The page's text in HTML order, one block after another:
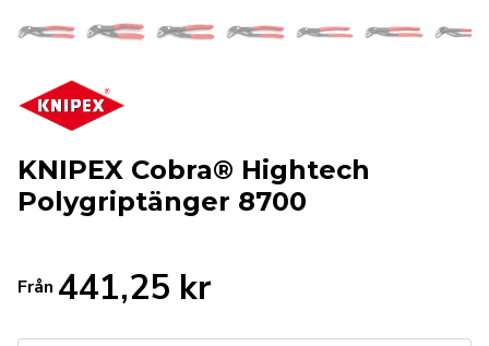
KNIPEX Cobra® Hightech
Polygriptänger 8700
Från 441,25 kr